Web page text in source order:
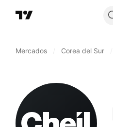
Mercados Corea del Sur